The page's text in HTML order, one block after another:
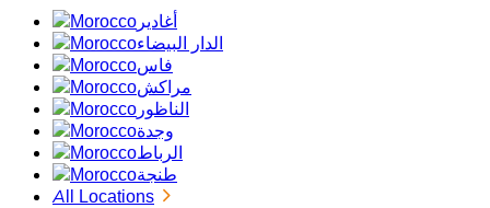
أغادير
الدار البيضاء
فاس
مراكش
الناظور
وجدة
الرباط
طنجة
All Locations